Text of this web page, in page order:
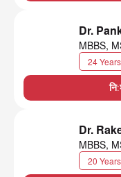
Dr.
MBBS,
24
Dr.
MBBS,
20